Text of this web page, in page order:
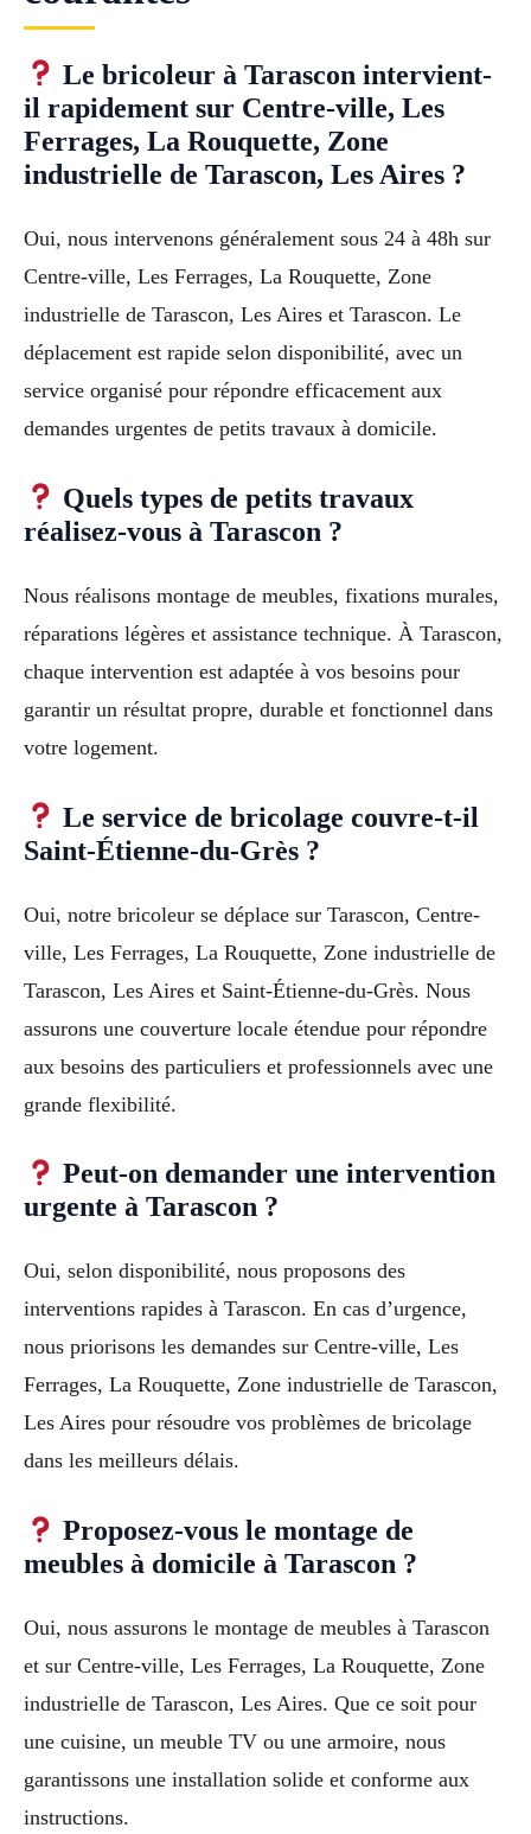
Le bricoleur à Tarascon intervient-
il rapidement sur Centre-ville, Les
Ferrages, La Rouquette, Zone
industrielle de Tarascon, Les Aires ?
Oui, nous intervenons généralement sous 24 à 48h sur
Centre-ville, Les Ferrages, La Rouquette, Zone
industrielle de Tarascon, Les Aires et Tarascon. Le
déplacement est rapide selon disponibilité, avec un
service organisé pour répondre efficacement aux
demandes urgentes de petits travaux à domicile.
Quels types de petits travaux
réalisez-vous à Tarascon ?
Nous réalisons montage de meubles, fixations murales,
réparations légères et assistance technique. À Tarascon,
chaque intervention est adaptée à vos besoins pour
garantir un résultat propre, durable et fonctionnel dans
votre logement.
Le service de bricolage couvre-t-il
Saint-Étienne-du-Grès ?
Oui, notre bricoleur se déplace sur Tarascon, Centre-
ville, Les Ferrages, La Rouquette, Zone industrielle de
Tarascon, Les Aires et Saint-Étienne-du-Grès. Nous
assurons une couverture locale étendue pour répondre
aux besoins des particuliers et professionnels avec une
grande flexibilité.
Peut-on demander une intervention
urgente à Tarascon ?
Oui, selon disponibilité, nous proposons des
interventions rapides à Tarascon. En cas d’urgence,
nous priorisons les demandes sur Centre-ville, Les
Ferrages, La Rouquette, Zone industrielle de Tarascon,
Les Aires pour résoudre vos problèmes de bricolage
dans les meilleurs délais.
Proposez-vous le montage de
meubles à domicile à Tarascon ?
Oui, nous assurons le montage de meubles à Tarascon
et sur Centre-ville, Les Ferrages, La Rouquette, Zone
industrielle de Tarascon, Les Aires. Que ce soit pour
une cuisine, un meuble TV ou une armoire, nous
garantissons une installation solide et conforme aux
instructions.